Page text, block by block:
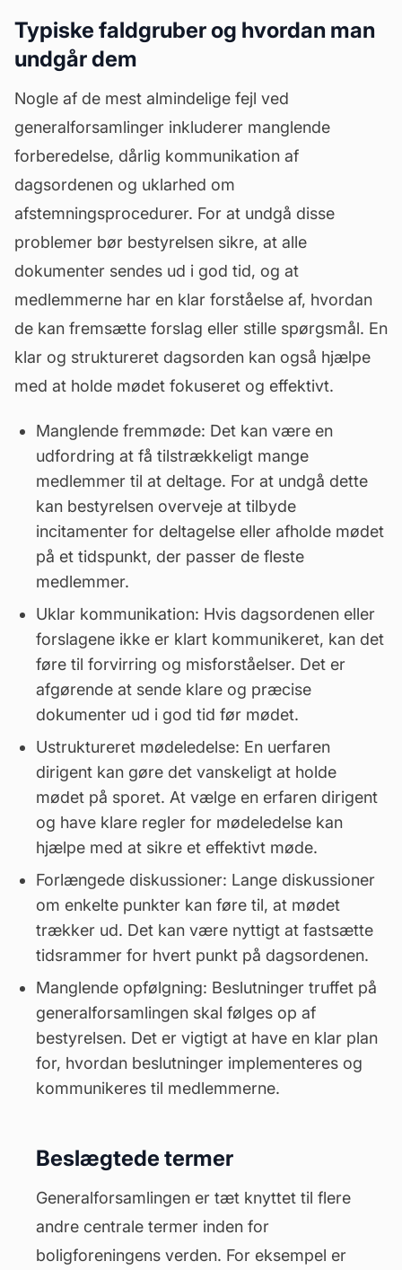
Typiske faldgruber og hvordan man
undgår dem
Nogle af de mest almindelige fejl ved
generalforsamlinger inkluderer manglende
forberedelse, dårlig kommunikation af
dagsordenen og uklarhed om
afstemningsprocedurer. For at undgå disse
problemer bør bestyrelsen sikre, at alle
dokumenter sendes ud i god tid, og at
medlemmerne har en klar forståelse af, hvordan
de kan fremsætte forslag eller stille spørgsmål. En
klar og struktureret dagsorden kan også hjælpe
med at holde mødet fokuseret og effektivt.
Manglende fremmøde: Det kan være en
udfordring at få tilstrækkeligt mange
medlemmer til at deltage. For at undgå dette
kan bestyrelsen overveje at tilbyde
incitamenter for deltagelse eller afholde mødet
på et tidspunkt, der passer de fleste
medlemmer.
Uklar kommunikation: Hvis dagsordenen eller
forslagene ikke er klart kommunikeret, kan det
føre til forvirring og misforståelser. Det er
afgørende at sende klare og præcise
dokumenter ud i god tid før mødet.
Ustruktureret mødeledelse: En uerfaren
dirigent kan gøre det vanskeligt at holde
mødet på sporet. At vælge en erfaren dirigent
og have klare regler for mødeledelse kan
hjælpe med at sikre et effektivt møde.
Forlængede diskussioner: Lange diskussioner
om enkelte punkter kan føre til, at mødet
trækker ud. Det kan være nyttigt at fastsætte
tidsrammer for hvert punkt på dagsordenen.
Manglende opfølgning: Beslutninger truffet på
generalforsamlingen skal følges op af
bestyrelsen. Det er vigtigt at have en klar plan
for, hvordan beslutninger implementeres og
kommunikeres til medlemmerne.
Beslægtede termer
Generalforsamlingen er tæt knyttet til flere
andre centrale termer inden for
boligforeningens verden. For eksempel er